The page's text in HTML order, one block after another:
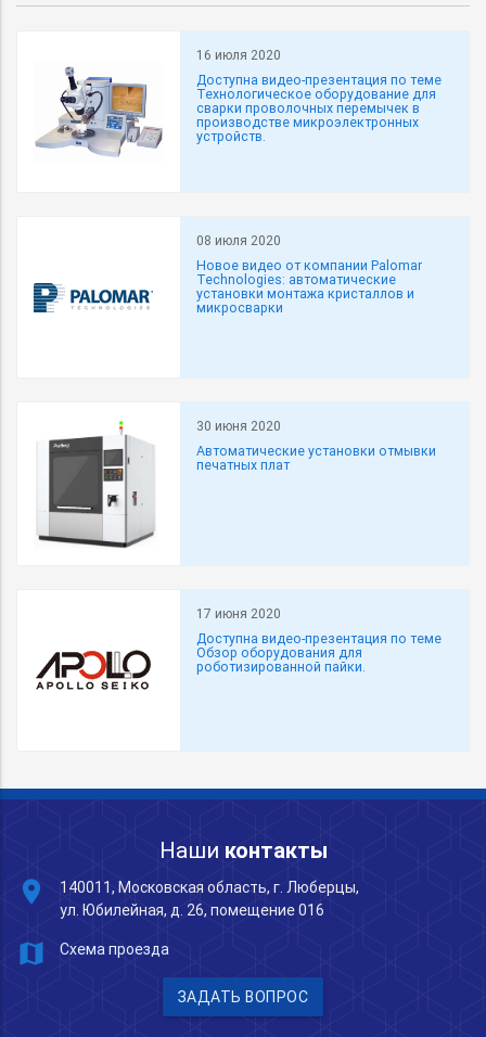
16 июля 2020
Доступна видео-презентация по теме
Технологическое оборудование для
сварки проволочных перемычек в
производстве микроэлектронных
устройств.
08 июля 2020
Новое видео от компании Palomar
Technologies: автоматические
установки монтажа кристаллов и
микросварки
30 июня 2020
Автоматические установки отмывки
печатных плат
17 июня 2020
Доступна видео-презентация по теме
Обзор оборудования для
роботизированной пайки.
Наши контакты
place
140011, Московская область, г. Люберцы,
ул. Юбилейная, д. 26, помещение 016
map Схема проезда
ЗАДАТЬ ВОПРОС